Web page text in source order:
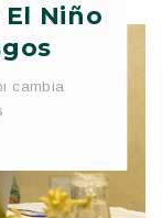
Niño
cambia